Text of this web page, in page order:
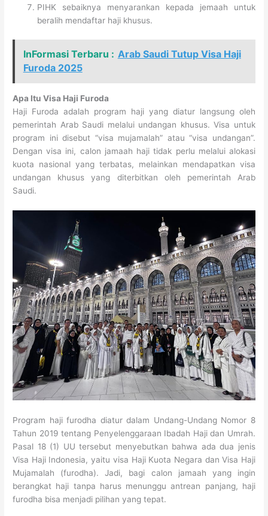
PIHK sebaiknya menyarankan kepada jemaah untuk
beralih mendaftar haji khusus.
InFormasi Terbaru : Arab Saudi Tutup Visa Haji
Furoda 2025
Apa Itu Visa Haji Furoda
Haji Furoda adalah program haji yang diatur langsung oleh
pemerintah Arab Saudi melalui undangan khusus. Visa untuk
program ini disebut “visa mujamalah” atau “visa undangan”.
Dengan visa ini, calon jamaah haji tidak perlu melalui alokasi
kuota nasional yang terbatas, melainkan mendapatkan visa
undangan khusus yang diterbitkan oleh pemerintah Arab
Saudi.
Program haji furodha diatur dalam Undang-Undang Nomor 8
Tahun 2019 tentang Penyelenggaraan Ibadah Haji dan Umrah.
Pasal 18 (1) UU tersebut menyebutkan bahwa ada dua jenis
Visa Haji Indonesia, yaitu visa Haji Kuota Negara dan Visa Haji
Mujamalah (furodha). Jadi, bagi calon jamaah yang ingin
berangkat haji tanpa harus menunggu antrean panjang, haji
furodha bisa menjadi pilihan yang tepat.